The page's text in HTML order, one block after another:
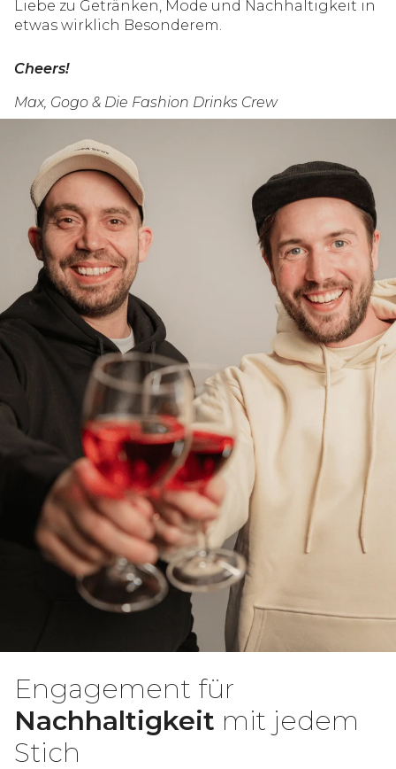
Liebe zu Getränken, Mode und Nachhaltigkeit in
etwas wirklich Besonderem.
Cheers!
Max, Gogo & Die Fashion Drinks Crew
Engagement für
Nachhaltigkeit mit jedem
Stich